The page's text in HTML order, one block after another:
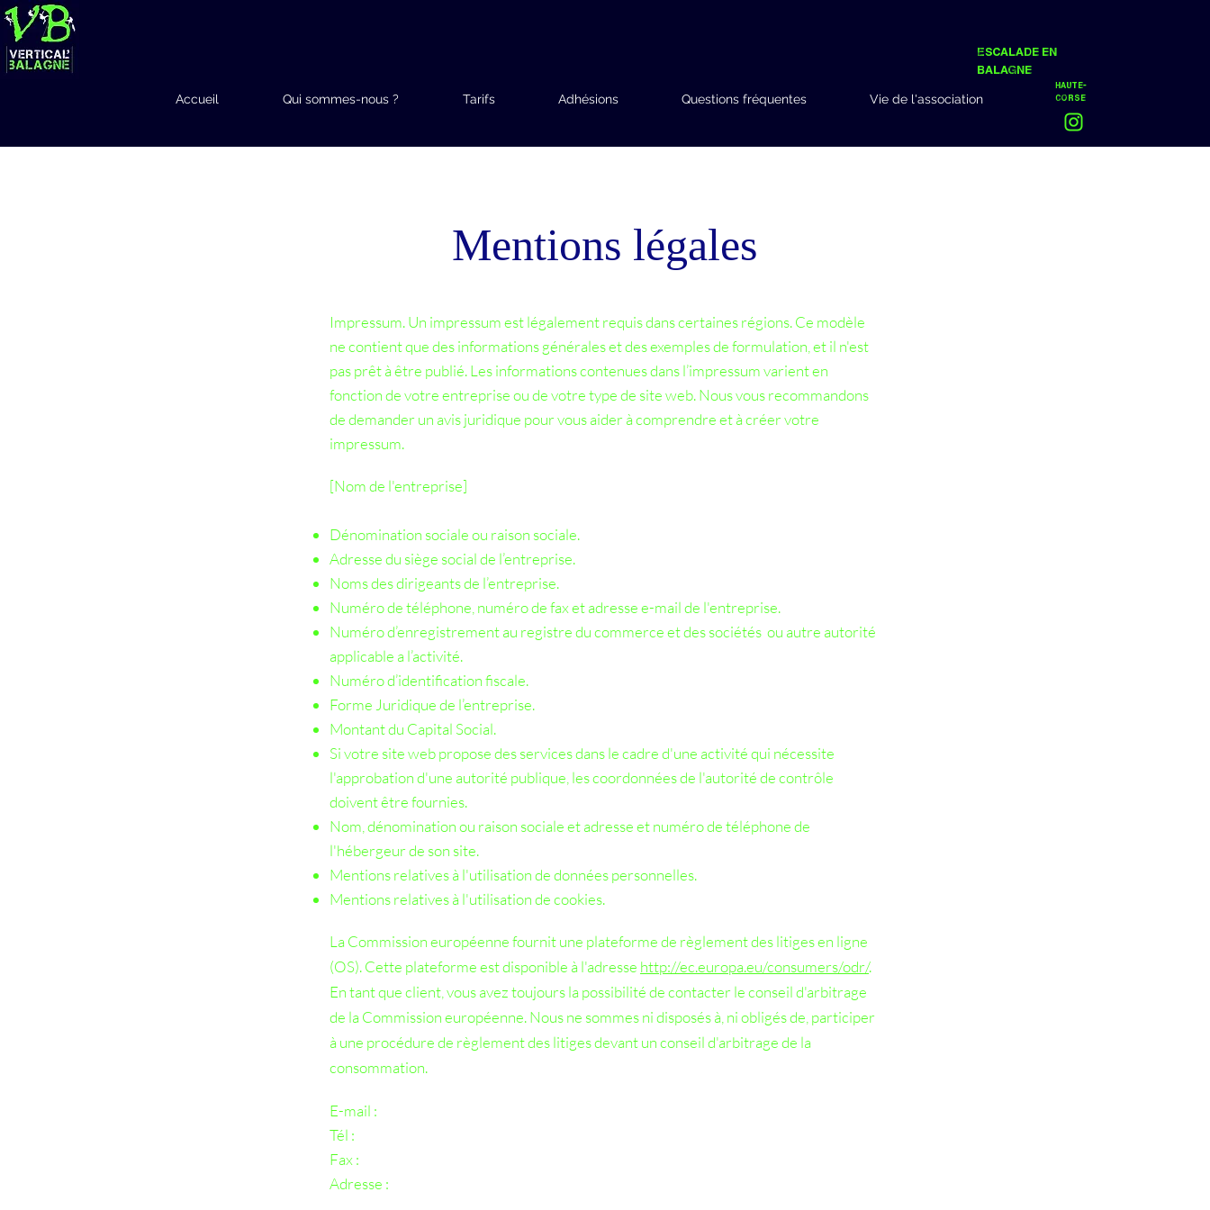
Escalade en
Balagne
Haute-
Corse
Accueil Qui sommes-nous ? Tarifs Adhésions Questions fréquentes Vie de l'association
Mentions légales
Impressum. Un impressum est légalement requis dans certaines régions. Ce modèle
ne contient que des informations générales et des exemples de formulation, et il n'est
pas prêt à être publié. Les informations contenues dans l’impressum varient en
fonction de votre entreprise ou de votre type de site web. Nous vous recommandons
de demander un avis juridique pour vous aider à comprendre et à créer votre
impressum.
[Nom de l'entreprise]
Dénomination sociale ou raison sociale.
Adresse du siège social de l’entreprise.
Noms des dirigeants de l’entreprise.
Numéro de téléphone, numéro de fax et adresse e-mail de l'entreprise.
Numéro d’enregistrement au registre du commerce et des sociétés ou autre autorité
applicable a l’activité.
Numéro d’identification fiscale.
Forme Juridique de l’entreprise.
Montant du Capital Social.
Si votre site web propose des services dans le cadre d'une activité qui nécessite
l'approbation d'une autorité publique, les coordonnées de l'autorité de contrôle
doivent être fournies. ​​​
Nom, dénomination ou raison sociale et adresse et numéro de téléphone de
l'hébergeur de son site.
Mentions relatives à l'utilisation de données personnelles.
Mentions relatives à l'utilisation de cookies.
La Commission européenne fournit une plateforme de règlement des litiges en ligne
(OS). Cette plateforme est disponible à l'adresse http://ec.europa.eu/consumers/odr/.
En tant que client, vous avez toujours la possibilité de contacter le conseil d'arbitrage
de la Commission européenne. Nous ne sommes ni disposés à, ni obligés de, participer
à une procédure de règlement des litiges devant un conseil d'arbitrage de la
consommation.
E-mail :
Tél :
Fax :
Adresse :